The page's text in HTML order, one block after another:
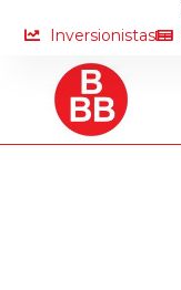
Inversionistas